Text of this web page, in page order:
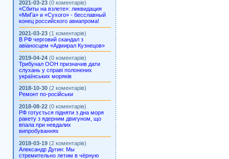
2021-03-23 (0 коментарів)
«Сбиты на взлете»: ликвидация
«МиГа» и «Сухого» - бесславный
конец российского авиапрома!
2021-03-23 (1 коментарів)
В РФ черговий скандал з
авіаносцем «Адмирал Кузнецов»
2019-04-24 (0 коментарів)
Трибунал ООН призначив дати
слухань у справі полонених
українських моряків
2018-10-30 (2 коментарів)
Ремонт по-російськи
2018-08-22 (0 коментарів)
РФ готується підняти з дна моря
ракету з ядерним двигуном, що
впала при невдалих
випробуваннях
2018-03-19 (2 коментарів)
Александр Дугин: Мы
стремительно летим в чёрную